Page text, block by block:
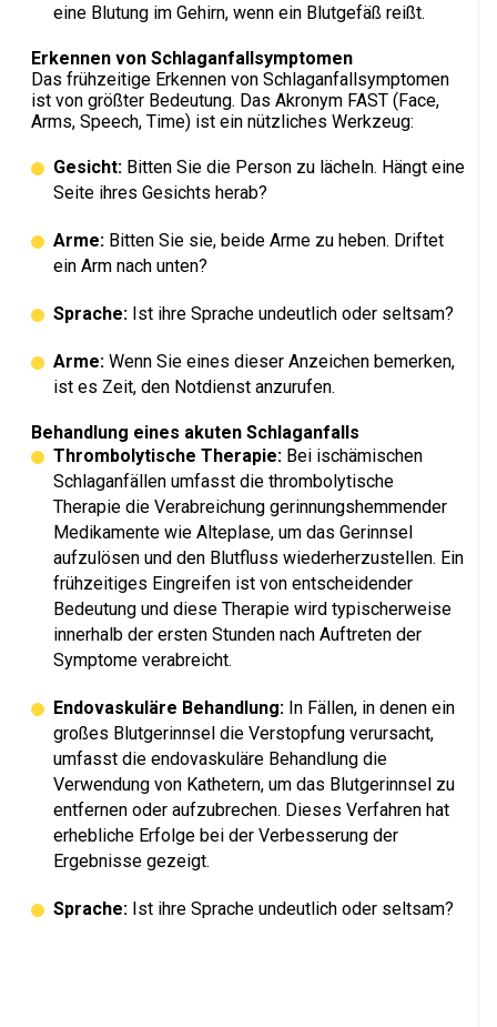
eine Blutung im Gehirn, wenn ein Blutgefäß reißt.
Erkennen von Schlaganfallsymptomen
Das frühzeitige Erkennen von Schlaganfallsymptomen
ist von größter Bedeutung. Das Akronym FAST (Face,
Arms, Speech, Time) ist ein nützliches Werkzeug:
Gesicht: Bitten Sie die Person zu lächeln. Hängt eine
Seite ihres Gesichts herab?
Arme: Bitten Sie sie, beide Arme zu heben. Driftet
ein Arm nach unten?
Sprache: Ist ihre Sprache undeutlich oder seltsam?
Arme: Wenn Sie eines dieser Anzeichen bemerken,
ist es Zeit, den Notdienst anzurufen.
Behandlung eines akuten Schlaganfalls
Thrombolytische Therapie: Bei ischämischen
Schlaganfällen umfasst die thrombolytische
Therapie die Verabreichung gerinnungshemmender
Medikamente wie Alteplase, um das Gerinnsel
aufzulösen und den Blutfluss wiederherzustellen. Ein
frühzeitiges Eingreifen ist von entscheidender
Bedeutung und diese Therapie wird typischerweise
innerhalb der ersten Stunden nach Auftreten der
Symptome verabreicht.
Endovaskuläre Behandlung: In Fällen, in denen ein
großes Blutgerinnsel die Verstopfung verursacht,
umfasst die endovaskuläre Behandlung die
Verwendung von Kathetern, um das Blutgerinnsel zu
entfernen oder aufzubrechen. Dieses Verfahren hat
erhebliche Erfolge bei der Verbesserung der
Ergebnisse gezeigt.
Sprache: Ist ihre Sprache undeutlich oder seltsam?